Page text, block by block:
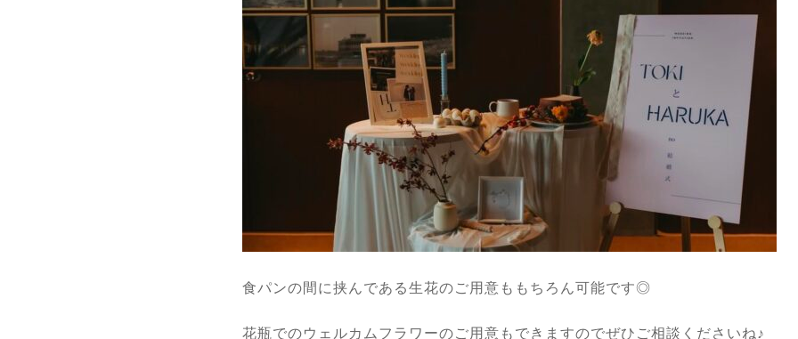
食パンの間に挟んである生花のご用意ももちろん可能です◎
花瓶でのウェルカムフラワーのご用意もできますのでぜひご相談くださいね♪